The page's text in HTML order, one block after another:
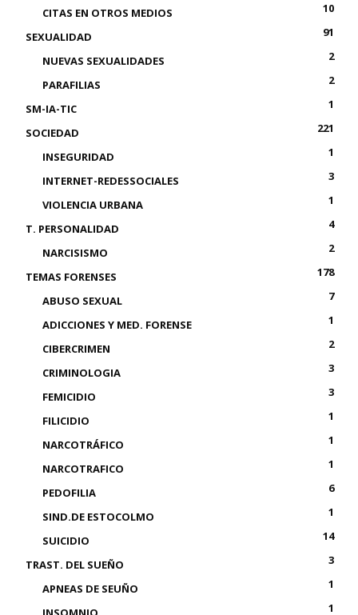
CITAS EN OTROS MEDIOS
10
SEXUALIDAD
91
NUEVAS SEXUALIDADES
2
PARAFILIAS
2
SM-IA-TIC
1
SOCIEDAD
221
INSEGURIDAD
1
INTERNET-REDESSOCIALES
3
VIOLENCIA URBANA
1
T. PERSONALIDAD
4
NARCISISMO
2
TEMAS FORENSES
178
ABUSO SEXUAL
7
ADICCIONES Y MED. FORENSE
1
CIBERCRIMEN
2
CRIMINOLOGIA
3
FEMICIDIO
3
FILICIDIO
1
NARCOTRÁFICO
1
NARCOTRAFICO
1
PEDOFILIA
6
SIND.DE ESTOCOLMO
1
SUICIDIO
14
TRAST. DEL SUEÑO
3
APNEAS DE SEUÑO
1
1